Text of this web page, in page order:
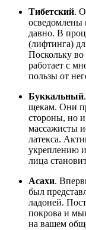
Тибетский.
осведомлены
давно. В
(лифтинга)
Поскольку
работает с
пользы от
Буккальный
щекам. Они
стороны, но
массажисты
латекса.
укреплению
лица
Асахи.
был
ладоней.
покрова и
на вашем